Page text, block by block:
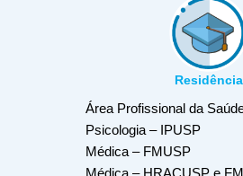
Residência
Área Profissional da
Psicologia – IPUSP
Médica – FMUSP
Médica – HRACUSP e